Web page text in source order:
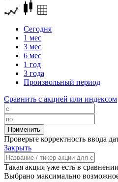
Сегодня
1 мес
3 мес
6 мес
1 год
3 года
Произвольный период
Сравнить с акцией или индексом
Проверьте корректность ввода
Закрыть
Такая акция уже есть в сравнении
Выбрано максимально